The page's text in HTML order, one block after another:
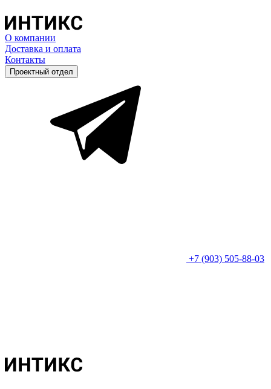
О компании
Доставка и оплата
Контакты
Проектный отдел
+7 (903) 505-88-03